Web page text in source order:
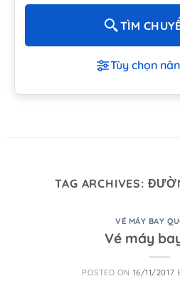
TÌM
Tùy chọn
TAG ARCHIVES:
VÉ MÁY BAY
Vé máy
POSTED ON 16/11/2017